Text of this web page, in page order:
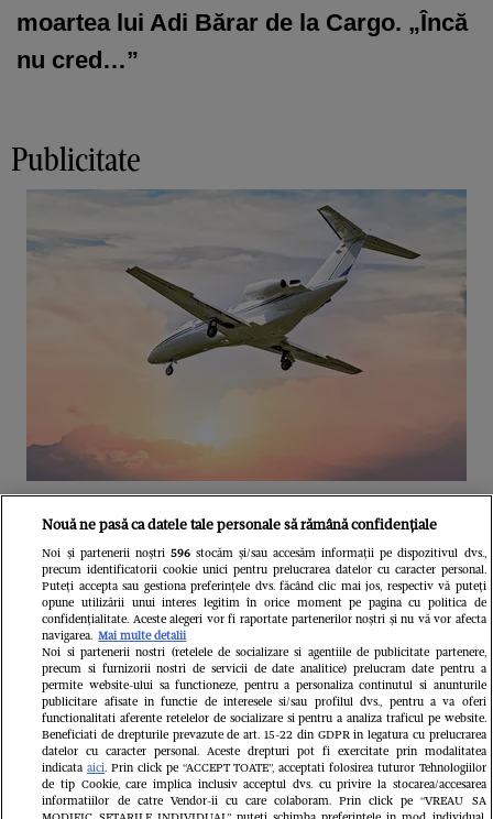
moartea lui Adi Bărar de la Cargo. „Încă
nu cred…”
Publicitate
Unul dintre cele mai folosite
aeroporturi din Europa își închide
complet porțile timp de trei luni.
Milioane de pasageri, afectați
Nouă ne pasă ca datele tale personale să rămână confidențiale
Noi și partenerii noștri 596stocăm și/sau accesăm informații pe dispozitivul dvs.,
precum identificatorii cookie unici pentru prelucrarea datelor cu caracter personal.
Puteți accepta sau gestiona preferințele dvs. făcând clic mai jos, respectiv vă puteți
opune utilizării unui interes legitim în orice moment pe pagina cu politica de
confidențialitate. Aceste alegeri vor fi raportate partenerilor noștri și nu vă vor afecta
navigarea. Mai multe detalii
Noi si partenerii nostri (retelele de socializare si agentiile de publicitate partenere,
precum si furnizorii nostri de servicii de date analitice) prelucram date pentru a
permite website-ului sa functioneze, pentru a personaliza continutul si anunturile
publicitare afisate in functie de interesele si/sau profilul dvs., pentru a va oferi
functionalitati aferente retelelor de socializare si pentru a analiza traficul pe website.
Beneficiati de drepturile prevazute de art. 15-22 din GDPR in legatura cu prelucrarea
datelor cu caracter personal. Aceste drepturi pot fi exercitate prin modalitatea
indicataaici. Prin click pe “ACCEPT TOATE”, acceptati folosirea tuturor Tehnologiilor
de tip Cookie, care implica inclusiv acceptul dvs. cu privire la stocarea/accesarea
informatiilor de catre Vendor-ii cu care colaboram. Prin click pe “VREAU SA